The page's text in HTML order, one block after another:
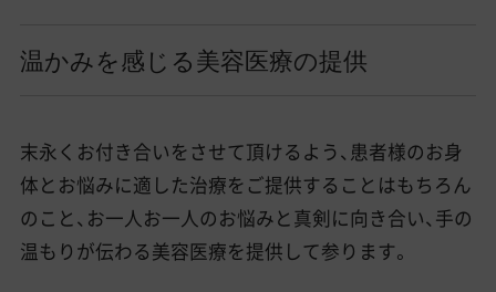
温かみを感じる美容医療の提供
末永くお付き合いをさせて頂けるよう、患者様のお身
体とお悩みに適した治療をご提供することはもちろん
のこと、お一人お一人のお悩みと真剣に向き合い、手の
温もりが伝わる美容医療を提供して参ります。